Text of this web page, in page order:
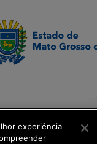
experiência